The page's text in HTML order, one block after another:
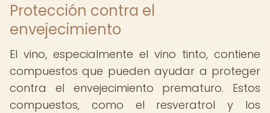
Protección contra el
envejecimiento
El vino, especialmente el vino tinto, contiene
compuestos que pueden ayudar a proteger
contra el envejecimiento prematuro. Estos
compuestos, como el resveratrol y los